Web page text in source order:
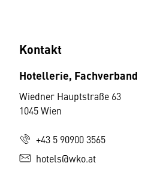
Kontakt
Hotellerie, Fachverband
Wiedner Hauptstraße 63
1045 Wien
+43 5 90900 3565
hotels@wko.at